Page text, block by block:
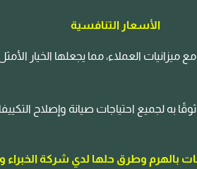
الأسعار التنافسية
العملاء، مما يجعلها الخيار
به لجميع احتياجات صيانة وإصلاح
بالهرم وطرق حلها لدي شركة الخبراء